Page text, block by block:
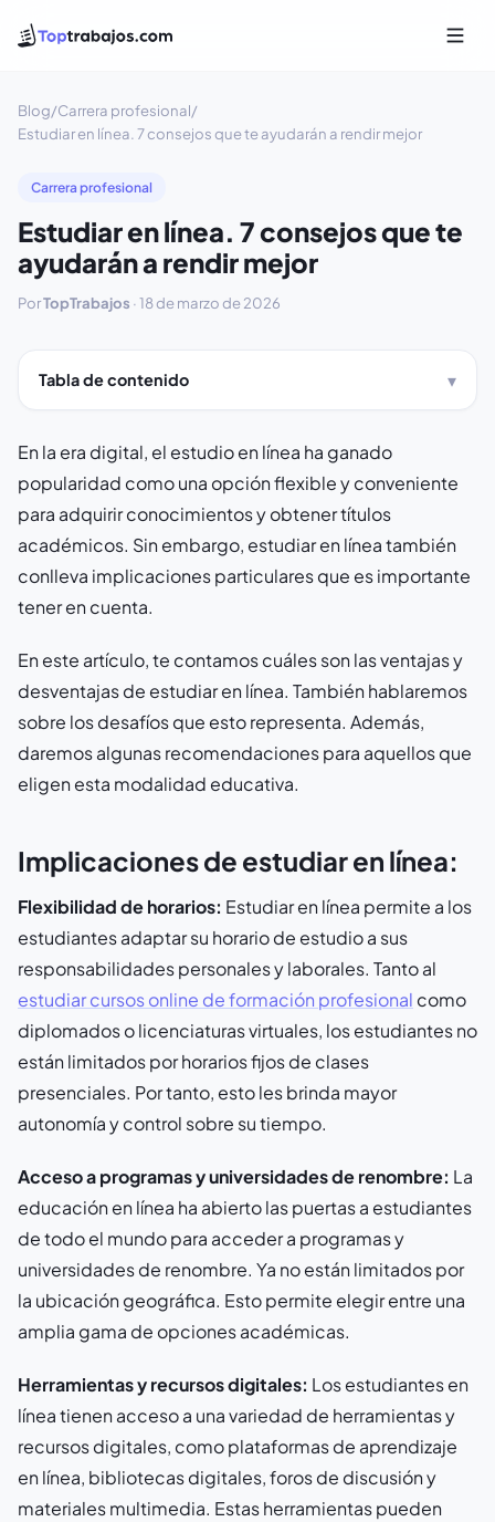
Blog/Carrera profesional/
Estudiar en línea. 7 consejos que te ayudarán a rendir mejor
Carrera profesional
Estudiar en línea. 7 consejos que te
ayudarán a rendir mejor
PorTopTrabajos ·18 de marzo de 2026
Tabla de contenido
En la era digital, el estudio en línea ha ganado
popularidad como una opción flexible y conveniente
para adquirir conocimientos y obtener títulos
académicos. Sin embargo, estudiar en línea también
conlleva implicaciones particulares que es importante
tener en cuenta.
En este artículo, te contamos cuáles son las ventajas y
desventajas de estudiar en línea. También hablaremos
sobre los desafíos que esto representa. Además,
daremos algunas recomendaciones para aquellos que
eligen esta modalidad educativa.
Implicaciones de estudiar en línea:
Flexibilidad de horarios: Estudiar en línea permite a los
estudiantes adaptar su horario de estudio a sus
responsabilidades personales y laborales. Tanto al
estudiar cursos online de formación profesional como
diplomados o licenciaturas virtuales, los estudiantes no
están limitados por horarios fijos de clases
presenciales. Por tanto, esto les brinda mayor
autonomía y control sobre su tiempo.
Acceso a programas y universidades de renombre: La
educación en línea ha abierto las puertas a estudiantes
de todo el mundo para acceder a programas y
universidades de renombre. Ya no están limitados por
la ubicación geográfica. Esto permite elegir entre una
amplia gama de opciones académicas.
Herramientas y recursos digitales: Los estudiantes en
línea tienen acceso a una variedad de herramientas y
recursos digitales, como plataformas de aprendizaje
en línea, bibliotecas digitales, foros de discusión y
materiales multimedia. Estas herramientas pueden